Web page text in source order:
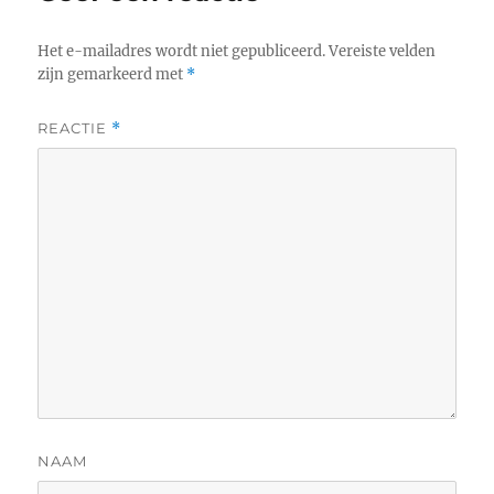
Het e-mailadres wordt niet gepubliceerd. Vereiste velden
zijn gemarkeerd met *
REACTIE *
NAAM